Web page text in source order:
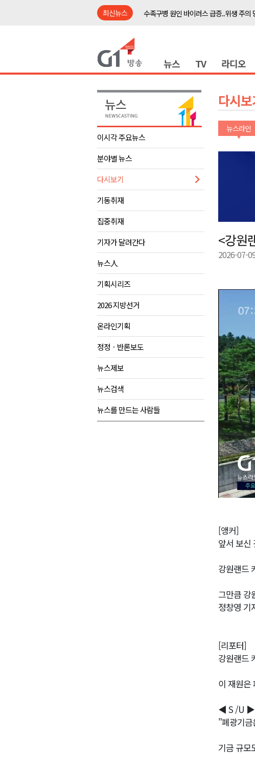
최신뉴스
수족구병 원인 바이러스 급증..위생 주의
원주시, 지역첨단의료복합단지 지정 준
평창 전지훈련 성지..선수들 구슬땀
동해시, 어르신병원동행서비스 확대 운영
원주환경청, 비산배출시설 미신고 사업장
수족구병 원인 바이러스 급증..위생 주의
춘천 돈사 화재..평창 교통사고 4명 경상
동해안 이안류..지자체 대응 강화
강원도 반려동물지원센터, 참여형 프로
평창 전지훈련 성지..선수들 구슬땀
동해시, 어르신병원동행서비스 확대 운영
원주환경청, 비산배출시설 미신고 사업
뉴스 TV 라디오
이시각 주요뉴스
분야별 뉴스
다시보기
기동취재
집중취재
기자가 달려간다
뉴스人
기획시리즈
2026 지방선거
온라인기획
정정ㆍ반론보도
뉴스제보
뉴스검색
뉴스를 만드는 사람들
다시
뉴스라인
<강원
2026-07-
[앵커]
앞서 보신
강원랜드
그만큼 강
정창영 기
[리포터]
강원랜드
이 재원은
◀ S /U ▶
"폐광기금
기금 규모